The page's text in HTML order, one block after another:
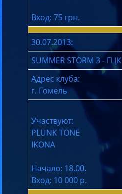
Вход: 75 грн.
30.07.2013:
SUMMER STORM 3 - ГЦК
Адрес клуба:
г. Гомель
Участвуют:
PLUNK TONE
IKONA
Начало: 18.00.
Вход: 10 000 р.